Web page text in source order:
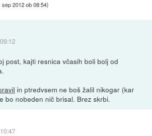
sep 2012 ob 08:54)
post, kajti resnica včasih boli bolj od
in ptredvsem ne boš žalil nikogar (kar
bo nobeden nič brisal. Brez skrbi.